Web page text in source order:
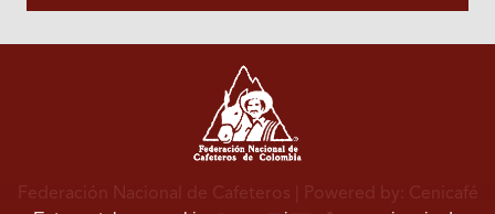
Federación Nacional de Cafeteros | Powered by: Cenicafé